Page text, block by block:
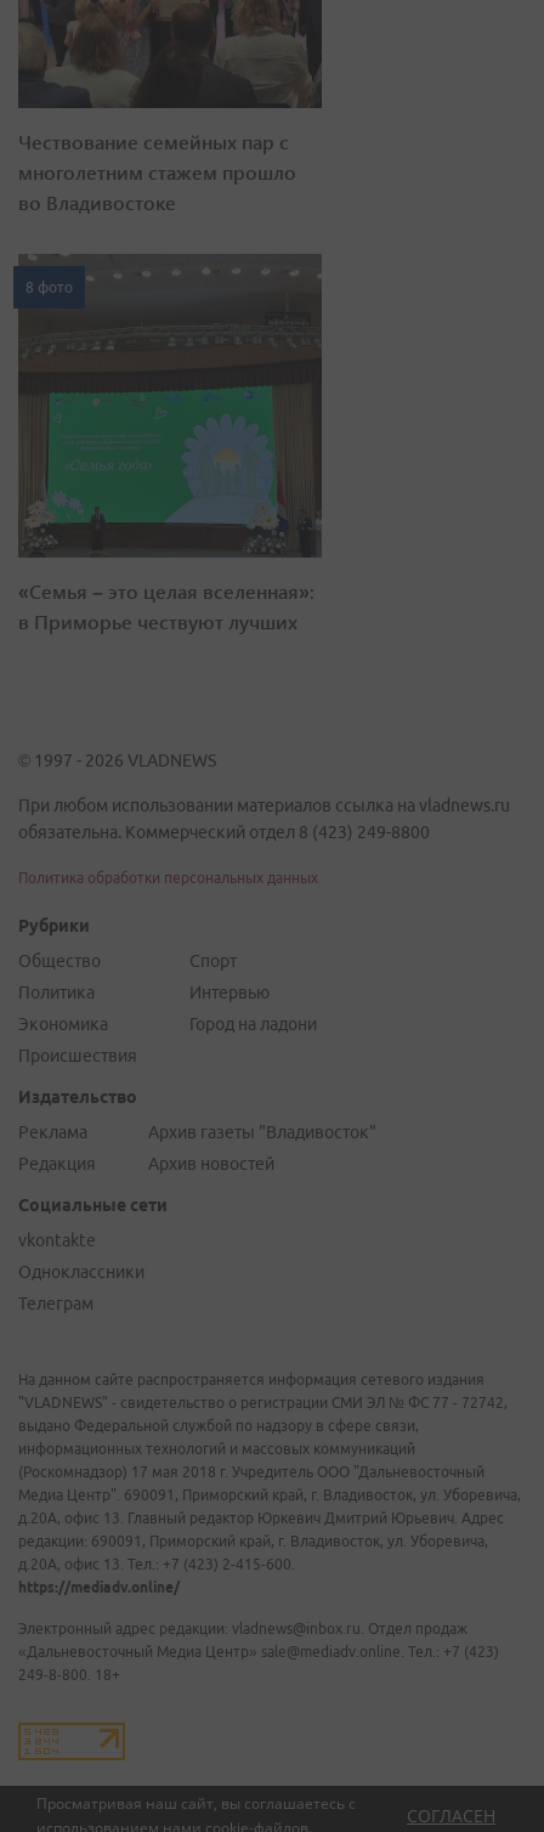
Просматривая наш сайт, вы соглашаетесь с
использованием нами cookie-файлов
СОГЛАСЕН
Чествование семейных пар с
многолетним стажем прошло
во Владивостоке
8 фото
«Семья – это целая вселенная»:
в Приморье чествуют лучших
© 1997 - 2026 VLADNEWS
При любом использовании материалов ссылка на vladnews.ru
обязательна. Коммерческий отдел 8 (423) 249-8800
Политика обработки персональных данных
Рубрики
Общество
Политика
Экономика
Происшествия
Спорт
Интервью
Город на ладони
Издательство
Реклама
Редакция
Архив газеты "Владивосток"
Архив новостей
Социальные сети
vkontakte
Одноклассники
Телеграм
На данном сайте распространяется информация сетевого издания
"VLADNEWS" - свидетельство о регистрации СМИ ЭЛ № ФС 77 - 72742,
выдано Федеральной службой по надзору в сфере связи,
информационных технологий и массовых коммуникаций
(Роскомнадзор) 17 мая 2018 г. Учредитель ООО "Дальневосточный
Медиа Центр". 690091, Приморский край, г. Владивосток, ул. Уборевича,
д.20А, офис 13. Главный редактор Юркевич Дмитрий Юрьевич. Адрес
редакции: 690091, Приморский край, г. Владивосток, ул. Уборевича,
д.20А, офис 13. Тел.: +7 (423) 2-415-600.
https://mediadv.online/
Электронный адрес редакции: vladnews@inbox.ru. Отдел продаж
«Дальневосточный Медиа Центр» sale@mediadv.online. Тел.: +7 (423)
249-8-800. 18+